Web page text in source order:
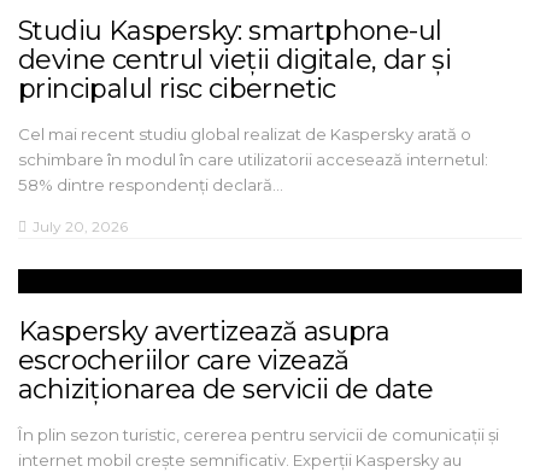
Studiu Kaspersky: smartphone-ul
devine centrul vieții digitale, dar și
principalul risc cibernetic
Cel mai recent studiu global realizat de Kaspersky arată o
schimbare în modul în care utilizatorii accesează internetul:
58% dintre respondenți declară…
July 20, 2026
Kaspersky avertizează asupra
escrocheriilor care vizează
achiziționarea de servicii de date
În plin sezon turistic, cererea pentru servicii de comunicații și
internet mobil crește semnificativ. Experții Kaspersky au